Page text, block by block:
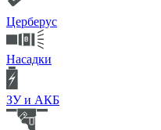
Церберус
Насадки
ЗУ и АКБ